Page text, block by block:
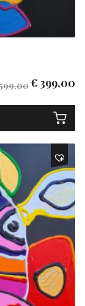
€ 399,00